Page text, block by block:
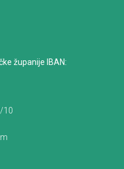
županije IBAN:
10